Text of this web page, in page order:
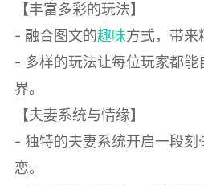
【丰富多彩的玩法】
- 融合图文的趣味方式，带来
- 多样的玩法让每位玩家都能
界。
【夫妻系统与情缘】
- 独特的夫妻系统开启一段刻
恋。